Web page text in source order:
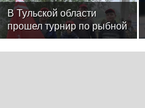
В Тульской области
прошел турнир по рыбной
ловле среди команд
железнодорожников